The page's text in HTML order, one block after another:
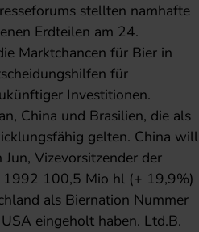
stellten namhafte
Erdteilen am 24.
Marktchancen für Bier in
für
Investitionen.
China und Brasilien, die als
gelten. China will
Vizevorsitzender der
1992 100,5 Mio hl (+ 19,9%)
als Biernation Nummer
eingeholt haben. Ltd.B.